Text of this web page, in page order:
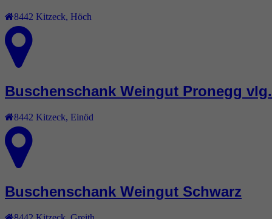
8442 Kitzeck, Höch
Buschenschank Weingut Pronegg
8442 Kitzeck Einöd
Buschenschank Weingut Schwarz